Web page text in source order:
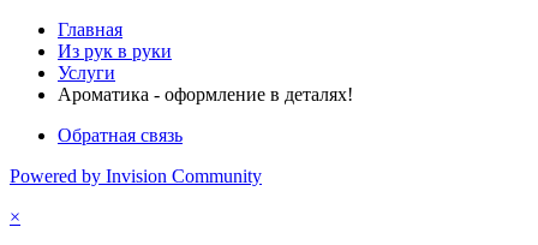
Главная
Из рук в руки
Услуги
Ароматика - оформление в деталях!
Обратная связь
Powered by Invision Community
×